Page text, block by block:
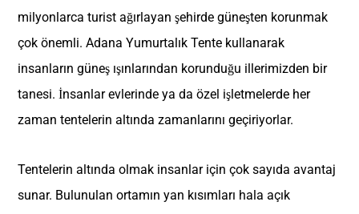
milyonlarca turist ağırlayan şehirde güneşten korunmak
çok önemli. Adana Yumurtalık Tente kullanarak
insanların güneş ışınlarından korunduğu illerimizden bir
tanesi. İnsanlar evlerinde ya da özel işletmelerde her
zaman tentelerin altında zamanlarını geçiriyorlar.
Tentelerin altında olmak insanlar için çok sayıda avantaj
sunar. Bulunulan ortamın yan kısımları hala açık